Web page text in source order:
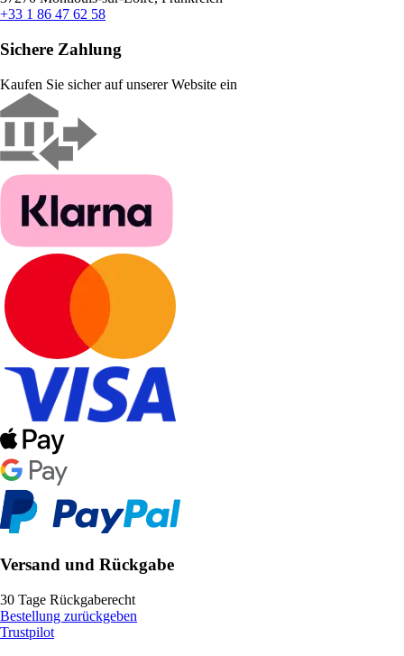
+33 1 86 47 62 58
Sichere Zahlung
Kaufen Sie sicher auf unserer Website ein
Versand und Rückgabe
30 Tage Rückgaberecht
Bestellung zurückgeben
Trustpilot